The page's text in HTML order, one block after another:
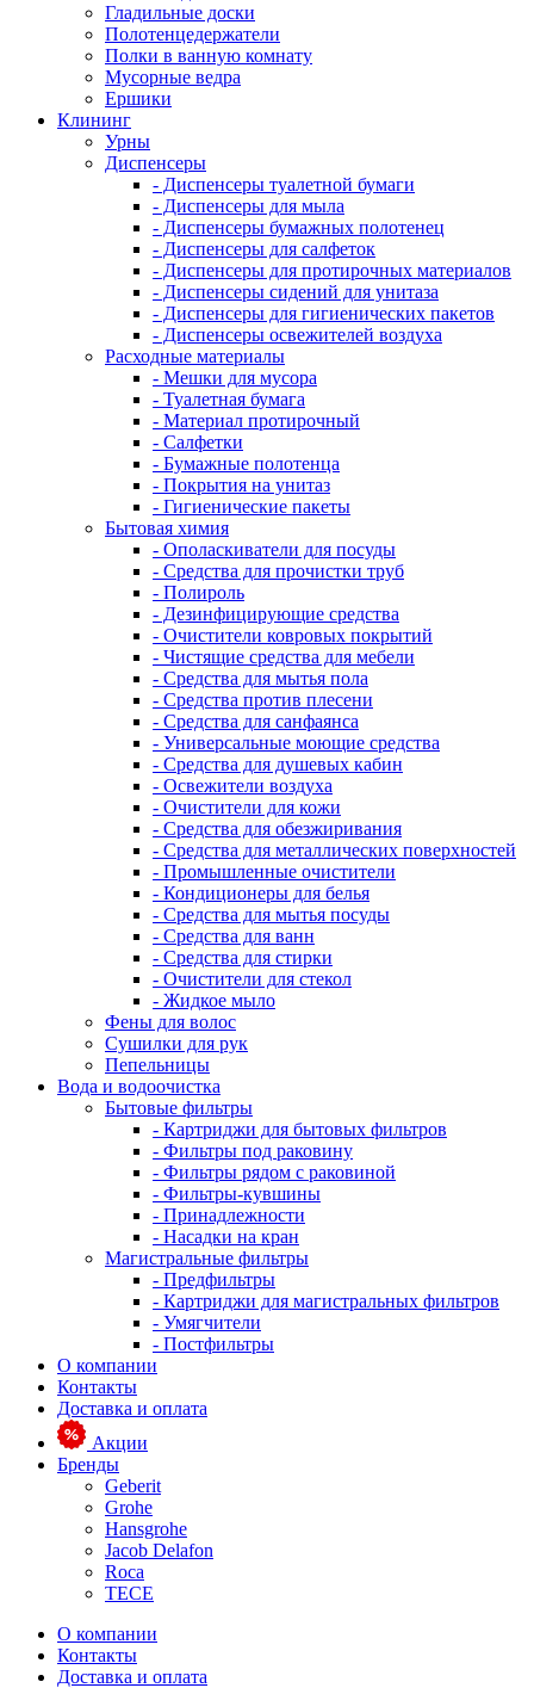
Гладильные доски
Полотенцедержатели
Полки в ванную комнату
Мусорные ведра
Ершики
Клининг
Урны
Диспенсеры
- Диспенсеры туалетной бумаги
- Диспенсеры для мыла
- Диспенсеры бумажных полотенец
- Диспенсеры для салфеток
- Диспенсеры для протирочных материалов
- Диспенсеры сидений для унитаза
- Диспенсеры для гигиенических пакетов
- Диспенсеры освежителей воздуха
Расходные материалы
- Мешки для мусора
- Туалетная бумага
- Материал протирочный
- Салфетки
- Бумажные полотенца
- Покрытия на унитаз
- Гигиенические пакеты
Бытовая химия
- Ополаскиватели для посуды
- Средства для прочистки труб
- Полироль
- Дезинфицирующие средства
- Очистители ковровых покрытий
- Чистящие средства для мебели
- Средства для мытья пола
- Средства против плесени
- Средства для санфаянса
- Универсальные моющие средства
- Средства для душевых кабин
- Освежители воздуха
- Очистители для кожи
- Средства для обезжиривания
- Средства для металлических поверхностей
- Промышленные очистители
- Кондиционеры для белья
- Средства для мытья посуды
- Средства для ванн
- Средства для стирки
- Очистители для стекол
- Жидкое мыло
Фены для волос
Сушилки для рук
Пепельницы
Вода и водоочистка
Бытовые фильтры
- Картриджи для бытовых фильтров
- Фильтры под раковину
- Фильтры рядом с раковиной
- Фильтры-кувшины
- Принадлежности
- Насадки на кран
Магистральные фильтры
- Предфильтры
- Картриджи для магистральных фильтров
- Умягчители
- Постфильтры
О компании
Контакты
Доставка и оплата
Акции
Бренды
Geberit
Grohe
Hansgrohe
Jacob Delafon
Roca
TECE
О компании
Контакты
Доставка и оплата